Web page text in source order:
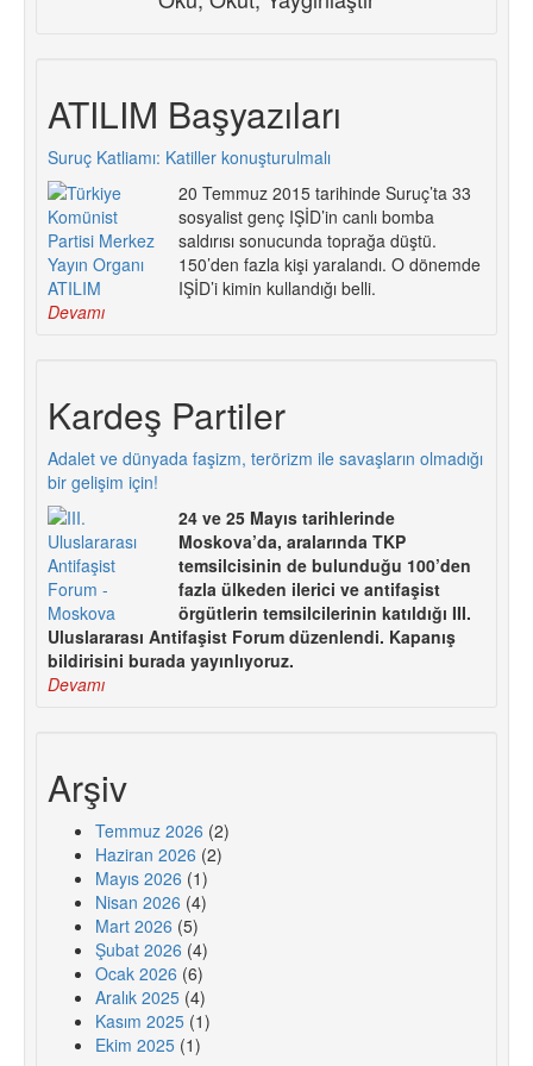
ATILIM Başyazıları
Suruç Katliamı: Katiller konuşturulmalı
20 Temmuz 2015 tarihinde Suruç’ta 33
sosyalist genç IŞİD’in canlı bomba
saldırısı sonucunda toprağa düştü.
150’den fazla kişi yaralandı. O dönemde
IŞİD’i kimin kullandığı belli.
Devamı
Kardeş Partiler
Adalet ve dünyada faşizm, terörizm ile savaşların olmadığı
bir gelişim için!
24 ve 25 Mayıs tarihlerinde
Moskova’da, aralarında TKP
temsilcisinin de bulunduğu 100’den
fazla ülkeden ilerici ve antifaşist
örgütlerin temsilcilerinin katıldığı III.
Uluslararası Antifaşist Forum düzenlendi. Kapanış
bildirisini burada yayınlıyoruz.
Devamı
Arşiv
Temmuz 2026 (2)
Haziran 2026 (2)
Mayıs 2026 (1)
Nisan 2026 (4)
Mart 2026 (5)
Şubat 2026 (4)
Ocak 2026 (6)
Aralık 2025 (4)
Kasım 2025 (1)
Ekim 2025 (1)